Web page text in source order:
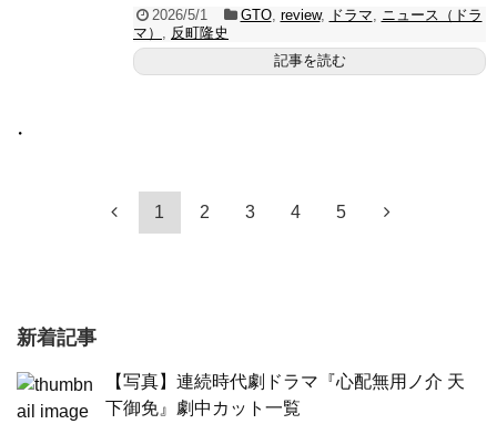
2026/5/1 GTO, review, ドラマ, ニュース（ドラ
マ） , 反町隆史
記事を読む
・
1 2 3 4 5
新着記事
【写真】連続時代劇ドラマ『心配無用ノ介 天
下御免』劇中カット一覧